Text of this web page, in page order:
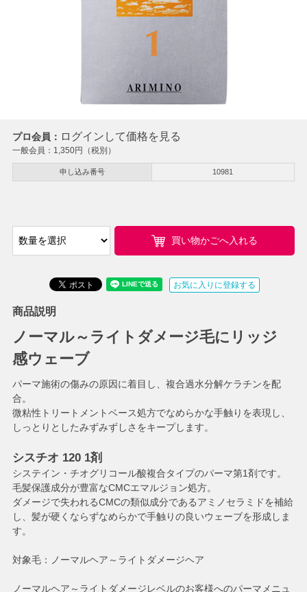
プロ会員： ログインして価格を見る
一般会員： 1,350円（税別）
申し込み番号 10981
買い物かごへ入れる
お気に入りに登録する
商品説明
ノーマル～ライトダメージ毛にリッジ
感ウェーブ
パーマ施術の傷みの原因に着目し、複合過水分解ケラチンを配
合。
微粘性トリートメントベース処方でなめらかな手触りを表現し、
しっとりとしたみずみずしさをキープします。
シスチオ 120 1剤
システイン・チオグリコール酸複合タイプのパーマ第1剤です。
毛髪保護成分が豊富なCMCエマルジョン処方。
ダメージで失われるCMCの類似成分であるアミノセラミドを補給
し、髪が硬くならずなめらかで手触りの良いウェーブを形成しま
す。
対象毛：ノーマルヘア～ライトダメージヘア
ノーマルヘア～ライトダメージレベルのお客様へのパーマメニュ